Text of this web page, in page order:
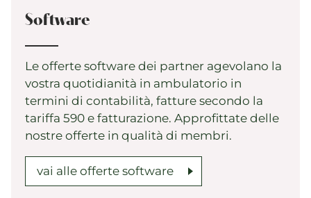
Software
Le offerte software dei partner agevolano la
vostra quotidianità in ambulatorio in
termini di contabilità, fatture secondo la
tariffa 590 e fatturazione. Approfittate delle
nostre offerte in qualità di membri.
vai alle offerte software